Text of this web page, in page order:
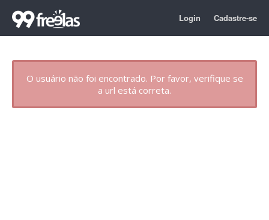
Login Cadastre-se
O usuário não foi encontrado. Por favor, verifique se
a url está correta.